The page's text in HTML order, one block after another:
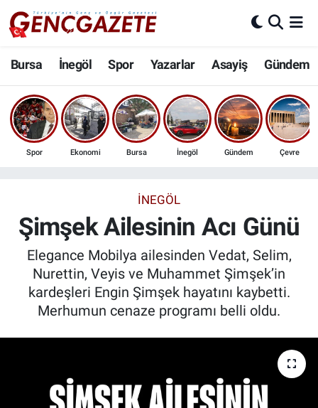
Bursa İnegöl Spor Yazarlar Asayiş Gündem
Spor Ekonomi Bursa İnegöl Gündem Çevre
İNEGÖL
Şimşek Ailesinin Acı Günü
Elegance Mobilya ailesinden Vedat, Selim,
Nurettin, Veyis ve Muhammet Şimşek’in
kardeşleri Engin Şimşek hayatını kaybetti.
Merhumun cenaze programı belli oldu.
Bursa
İnegöl
3.SAYFA
Ekonomi
Güncel
İnanç
Kültür & Sanat
Nöbetçi Eczaneler
Hava Durumu
Trafik Durumu
Son Dakika Haberleri
Haber Arşivi